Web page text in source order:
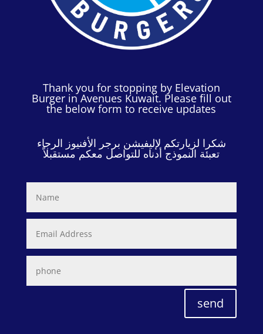
Thank you for stopping by Elevation
Burger in Avenues Kuwait. Please fill out
the below form to receive updates
شكرا لزيارتكم لإليفيشن برجر الأفنيوز الرجاء
تعبئة النموذج أدناه للتواصل معكم مستقبلاً
send